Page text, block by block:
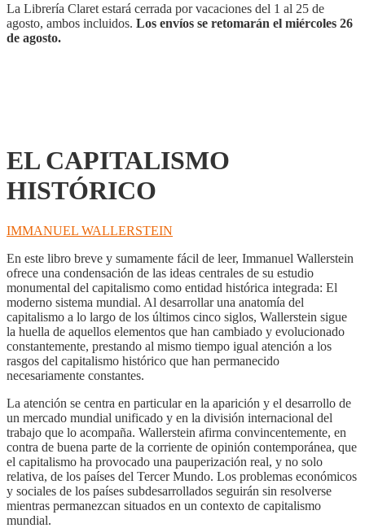
La Librería Claret estará cerrada por vacaciones del 1 al 25 de
agosto, ambos incluidos. Los envíos se retomarán el miércoles 26
de agosto.
EL CAPITALISMO
HISTÓRICO
IMMANUEL WALLERSTEIN
En este libro breve y sumamente fácil de leer, Immanuel Wallerstein
ofrece una condensación de las ideas centrales de su estudio
monumental del capitalismo como entidad histórica integrada: El
moderno sistema mundial. Al desarrollar una anatomía del
capitalismo a lo largo de los últimos cinco siglos, Wallerstein sigue
la huella de aquellos elementos que han cambiado y evolucionado
constantemente, prestando al mismo tiempo igual atención a los
rasgos del capitalismo histórico que han permanecido
necesariamente constantes.
La atención se centra en particular en la aparición y el desarrollo de
un mercado mundial unificado y en la división internacional del
trabajo que lo acompaña. Wallerstein afirma convincentemente, en
contra de buena parte de la corriente de opinión contemporánea, que
el capitalismo ha provocado una pauperización real, y no solo
relativa, de los países del Tercer Mundo. Los problemas económicos
y sociales de los países subdesarrollados seguirán sin resolverse
mientras permanezcan situados en un contexto de capitalismo
mundial.